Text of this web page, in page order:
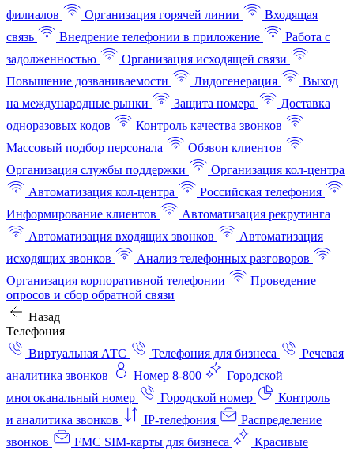
филиалов
Организация горячей линии
Входящая
связь
Внедрение телефонии в приложение
Работа с
задолженностью
Организация исходящей связи
Повышение дозваниваемости
Лидогенерация
Выход
на международные рынки
Защита номера
Доставка
одноразовых кодов
Контроль качества звонков
Массовый подбор персонала
Обзвон клиентов
Организация службы поддержки
Организация кол-центра
Автоматизация кол-центра
Российская телефония
Информирование клиентов
Автоматизация рекрутинга
Автоматизация входящих звонков
Автоматизация
исходящих звонков
Анализ телефонных разговоров
Организация корпоративной телефонии
Проведение
опросов и сбор обратной связи
Назад
Телефония
Виртуальная АТС
Телефония для бизнеса
Речевая
аналитика звонков
Номер 8-800
Городской
многоканальный номер
Городской номер
Контроль
и аналитика звонков
IP-телефония
Распределение
звонков
FMC SIM-карты для бизнеса
Красивые